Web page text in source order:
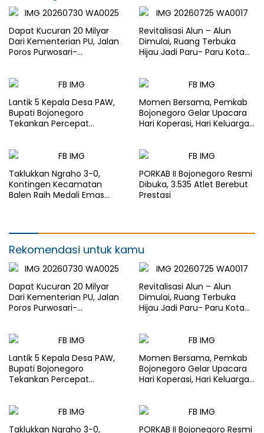
Dapat Kucuran 20 Milyar
Dari Kementerian PU, Jalan
Poros Purwosari-
Revitalisasi Alun – Alun
Dimulai, Ruang Terbuka
Hijau Jadi Paru- Paru Kota
Lantik 5 Kepala Desa PAW,
Bupati Bojonegoro
Tekankan Percepat
Momen Bersama, Pemkab
Bojonegoro Gelar Upacara
Hari Koperasi, Hari Keluarga
Taklukkan Ngraho 3-0,
Kontingen Kecamatan
Balen Raih Medali Emas
PORKAB II Bojonegoro Resmi
Dibuka, 3.535 Atlet Berebut
Prestasi
Rekomendasi untuk kamu
Dapat Kucuran 20 Milyar
Dari Kementerian PU, Jalan
Poros Purwosari-
Revitalisasi Alun – Alun
Dimulai, Ruang Terbuka
Hijau Jadi Paru- Paru Kota
Lantik 5 Kepala Desa PAW,
Bupati Bojonegoro
Tekankan Percepat
Momen Bersama, Pemkab
Bojonegoro Gelar Upacara
Hari Koperasi, Hari Keluarga
Taklukkan Ngraho 3-0,
PORKAB II Bojonegoro Resmi